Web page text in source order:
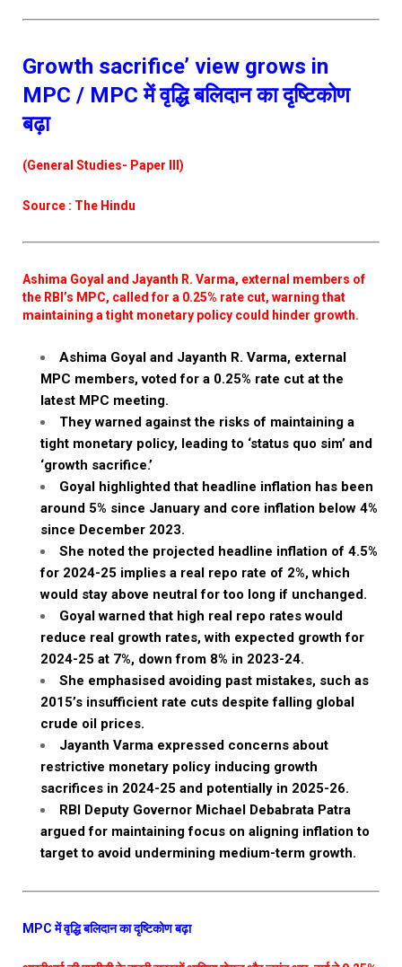
Growth sacrifice’ view grows in
MPC / MPC में वृद्धि बलिदान का दृष्टिकोण
बढ़ा
(General Studies- Paper III)
Source : The Hindu
Ashima Goyal and Jayanth R. Varma, external members of
the RBI’s MPC, called for a 0.25% rate cut, warning that
maintaining a tight monetary policy could hinder growth.
Ashima Goyal and Jayanth R. Varma, external
MPC members, voted for a 0.25% rate cut at the
latest MPC meeting.
They warned against the risks of maintaining a
tight monetary policy, leading to ‘status quo sim’ and
‘growth sacrifice.’
Goyal highlighted that headline inflation has been
around 5% since January and core inflation below 4%
since December 2023.
She noted the projected headline inflation of 4.5%
for 2024-25 implies a real repo rate of 2%, which
would stay above neutral for too long if unchanged.
Goyal warned that high real repo rates would
reduce real growth rates, with expected growth for
2024-25 at 7%, down from 8% in 2023-24.
She emphasised avoiding past mistakes, such as
2015’s insufficient rate cuts despite falling global
crude oil prices.
Jayanth Varma expressed concerns about
restrictive monetary policy inducing growth
sacrifices in 2024-25 and potentially in 2025-26.
RBI Deputy Governor Michael Debabrata Patra
argued for maintaining focus on aligning inflation to
target to avoid undermining medium-term growth.
MPC में वृद्धि बलिदान का दृष्टिकोण बढ़ा